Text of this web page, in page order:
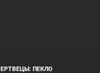
ПЕКЛО